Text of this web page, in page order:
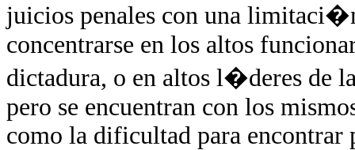
juicios penales con una
concentrarse en los altos
dictadura, o en altos l�deres de
pero se encuentran con los
como la dificultad para encontrar